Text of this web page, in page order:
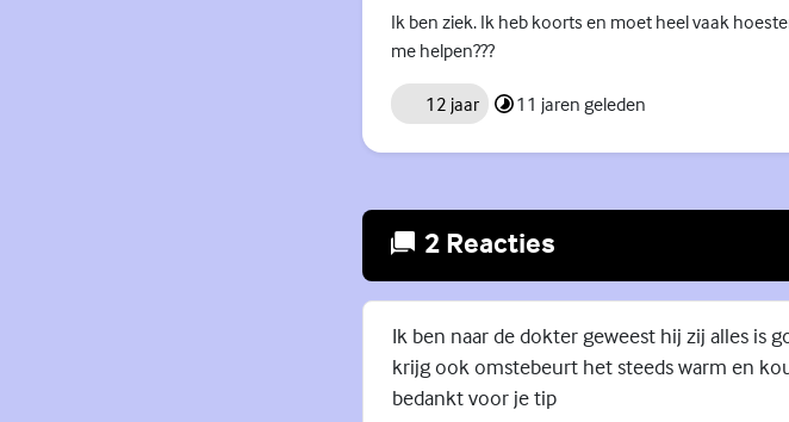
Ik ben ziek. Ik heb koorts en moet heel vaak
me helpen???
12 jaar 11 jaren geleden
2 Reacties
Ik ben naar de dokter geweest hij zij alles is
krijg ook omstebeurt het steeds warm en
bedankt voor je tip